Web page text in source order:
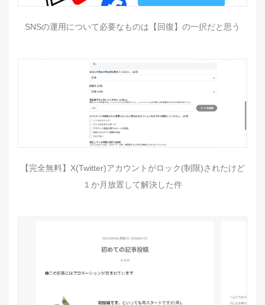
SNSの運用について必要なものは【回復】の一択だと思う
【完全無料】X(Twitter)アカウントがロック(制限)されたけど
１か月放置して解決した件